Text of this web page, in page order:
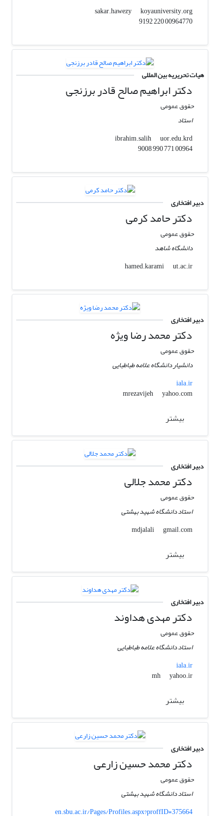
sakar.hawezy
koyauniversity.org
00964770 220 9192
هیات تحریریه بین المللی
دکتر ابراهیم صالح قادر برزنجی
حقوق عمومی
استاد
ibrahim.salih
uor.edu.krd
00964 771 990 9008
دبیر افتخاری
دکتر حامد کرمی
حقوق عمومی
دانشگاه شاهد
hamed.karami
ut.ac.ir
دبیر افتخاری
دکتر محمد رضا ویژه
حقوق عمومی
دانشیار دانشگاه علامه طباطبایی
iala.ir
mrezavijeh
yahoo.com
بیشتر
دبیر افتخاری
دکتر محمد جلالی
حقوق عمومی
استاد دانشگاه شهید بهشتی
mdjalali
gmail.com
بیشتر
دبیر افتخاری
دکتر مهدی هداوند
حقوق عمومی
استاد دانشگاه علامه طباطبایی
iala.ir
mh
yahoo.ir
بیشتر
دبیر افتخاری
دکتر محمد حسین زارعی
حقوق عمومی
استاد دانشگاه شهید بهشتی
en.sbu.ac.ir/Pages/Profiles.aspx?proffID=375664